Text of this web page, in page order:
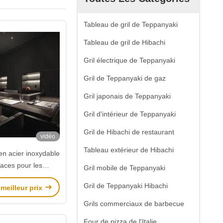
Tableau de gril de Teppanyaki
Tableau de gril de Hibachi
Gril électrique de Teppanyaki
Gril de Teppanyaki de gaz
Gril japonais de Teppanyaki
Gril d'intérieur de Teppanyaki
Gril de Hibachi de restaurant
Tableau extérieur de Hibachi
Gril mobile de Teppanyaki
Gril de Teppanyaki Hibachi
Grils commerciaux de barbecue
vidéo
acier inoxydable
pour les
prix